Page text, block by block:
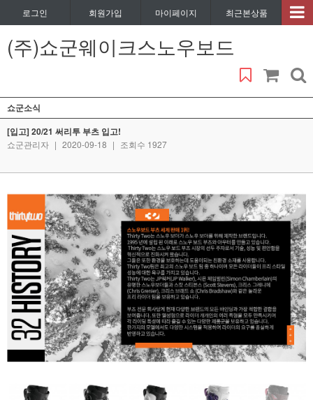
로그인 회원가입 마이페이지 최근본상품
(주)쇼군웨이크스노우보드
쇼군소식
[입고] 20/21 써리투 부츠 입고!
쇼군관리자 | 2020-09-18 | 조회수 1927